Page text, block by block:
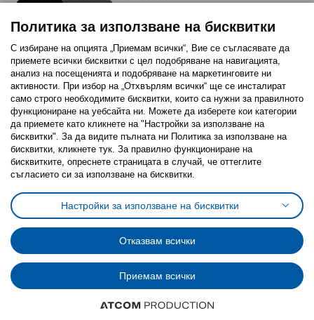
Последвайте ни:
FacebookTwitterYoutubePinterestInstagram
Политика за използване на бисквитки (Cookies)
Избор на настройки за използване на бисквитки
Условия за ползване на ikea.bgОбща политика за личните данни
Политика за защита на личните данни на ikea.bg
Общи условия на програма IKEA Family
Политика за защита на лични данни на програма IKEA Family
© Inter-IKEA Systems B.V. 1999 - 2025
Политика за използване на бисквитки
С избиране на опцията „Приемам всички“, Вие се съгласявате да
приемете всички бисквитки с цел подобряване на навигацията,
анализ на посещенията и подобряване на маркетинговите ни
активности. При избор на „Отхвърлям всички“ ще се инсталират
само строго необходимитe бисквитки, които са нужни за правилното
функциониране на уебсайта ни. Можете да изберете кои категории
да приемете като кликнете на "Настройки за използване на
бисквитки". За да видите пълната ни Политика за използване на
бисквитки, кликнете тук. За правилно функциониране на
бисквитките, опреснете страницата в случай, че оттеглите
съгласието си за използване на бисквитки.
Настройки за използване на бисквитки
Отказвам всички
Приемам всички